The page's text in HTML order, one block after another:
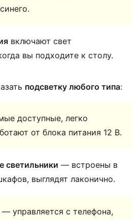
включают свет
вы подходите к столу.
подсветку любого типа:
доступные, легко
от блока питания 12 В.
светильники — встроены в
выглядят лаконично.
— управляется с телефона,